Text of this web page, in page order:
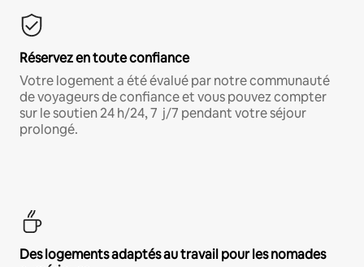
Réservez en toute confiance
Votre logement a été évalué par notre communauté
de voyageurs de confiance et vous pouvez compter
sur le soutien 24 h/24, 7 j/7 pendant votre séjour
prolongé.
Des logements adaptés au travail pour les nomades